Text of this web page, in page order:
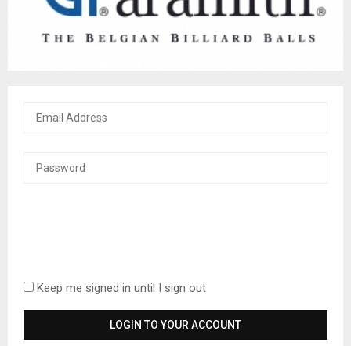
Keep me signed in until I sign out